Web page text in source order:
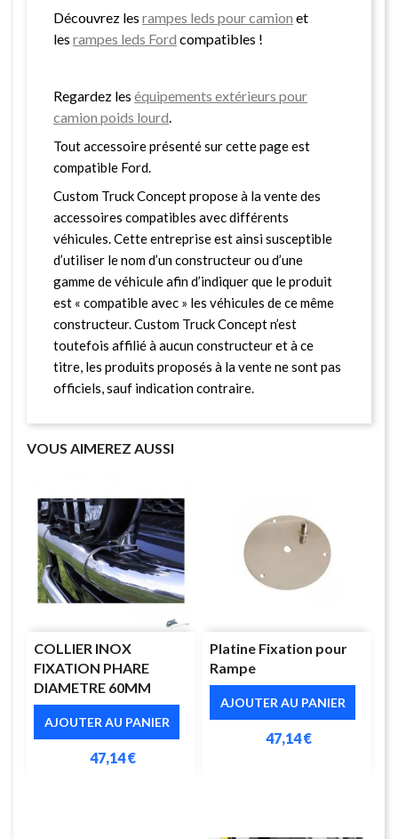
Découvrez les rampes leds pour camion et
les rampes leds Ford compatibles !
Regardez les équipements extérieurs pour
camion poids lourd
Tout accessoire présenté sur cette page est
compatible Ford.
Custom Truck Concept propose à la vente des
accessoires compatibles avec différents
véhicules. Cette entreprise est ainsi susceptible
d’utiliser le nom d’un constructeur ou d’une
gamme de véhicule afin d’indiquer que le produit
est « compatible avec » les véhicules de ce même
constructeur. Custom Truck Concept n’est
toutefois affilié à aucun constructeur et à ce
titre, les produits proposés à la vente ne sont pas
officiels, sauf indication contraire.
VOUS AIMEREZ AUSSI
COLLIER INOX
FIXATION PHARE
DIAMETRE 60MM
AJOUTER AU PANIER
47,14 €
Platine Fixation pour
Rampe
AJOUTER AU PANIER
47,14 €